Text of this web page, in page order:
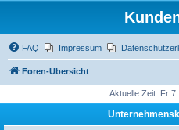
FAQ Impressum
Foren-Übersicht
Aktuelle Zeit: Fr